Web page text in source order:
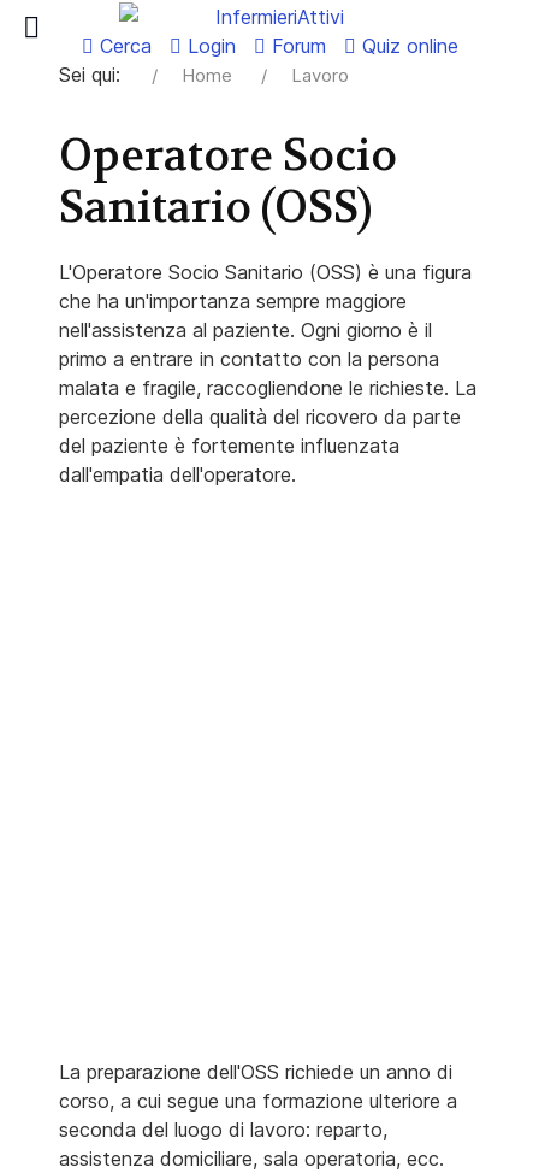
Cerca Login Forum
Quiz online
Sei qui:
Home Lavoro
Operatore Socio
Sanitario (OSS)
L'Operatore Socio Sanitario (OSS) è una figura
che ha un'importanza sempre maggiore
nell'assistenza al paziente. Ogni giorno è il
primo a entrare in contatto con la persona
malata e fragile, raccogliendone le richieste. La
percezione della qualità del ricovero da parte
del paziente è fortemente influenzata
dall'empatia dell'operatore.
La preparazione dell'OSS richiede un anno di
corso, a cui segue una formazione ulteriore a
seconda del luogo di lavoro: reparto,
assistenza domiciliare, sala operatoria, ecc.